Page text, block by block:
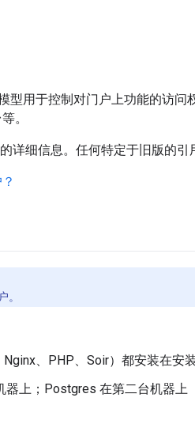
型用于控制对门户上功能的访
。
的详细信息。任何特定于旧版的引
。
Nginx、PHP、Soir）都安装在安
器上；Postgres 在第二台机器上